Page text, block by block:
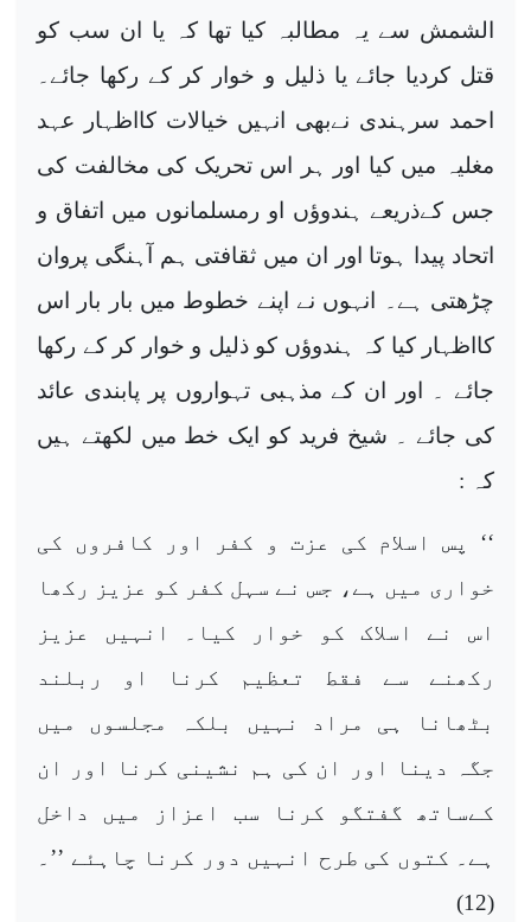
الشمش سے یہ مطالبہ کیا تھا کہ یا ان سب کو
قتل کردیا جائے یا ذلیل و خوار کر کے رکھا جائے۔
احمد سرہندی نےبھی انہیں خیالات کااظہار عہد
مغلیہ میں کیا اور ہر اس تحریک کی مخالفت کی
جس کےذریعے ہندوؤں او رمسلمانوں میں اتفاق و
اتحاد پیدا ہوتا اور ان میں ثقافتی ہم آہنگی پروان
چڑھتی ہے۔ انہوں نے اپنے خطوط میں بار بار اس
کااظہار کیا کہ ہندوؤں کو ذلیل و خوار کر کے رکھا
جائے ۔ اور ان کے مذہبی تہواروں پر پابندی عائد
کی جائے ۔ شیخ فرید کو ایک خط میں لکھتے ہیں
کہ :
‘‘ پس اسلام کی عزت و کفر اور کافروں کی
خواری میں ہے، جس نے سہل کفر کو عزیز رکھا
اس نے اسلاک کو خوار کیا۔ انہیں عزیز
رکھنے سے فقط تعظیم کرنا او ربلند
بٹھانا ہی مراد نہیں بلکہ مجلسوں میں
جگہ دینا اور ان کی ہم نشینی کرنا اور ان
کےساتھ گفتگو کرنا سب اعزاز میں داخل
ہے۔ کتوں کی طرح انہیں دور کرنا چاہئے ’’۔
(12)